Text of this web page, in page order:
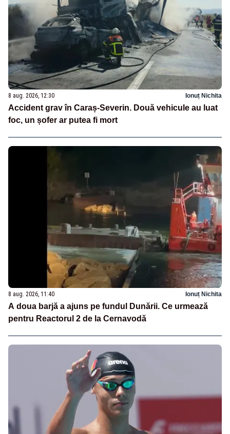
8 aug. 2026, 12:30 Ionuț Nichita
Accident grav în Caraș-Severin. Două vehicule au luat
foc, un șofer ar putea fi mort
8 aug. 2026, 11:40 Ionuț Nichita
A doua barjă a ajuns pe fundul Dunării. Ce urmează
pentru Reactorul 2 de la Cernavodă